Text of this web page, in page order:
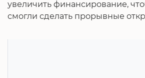
увеличить финансирование,
смогли сделать прорывные